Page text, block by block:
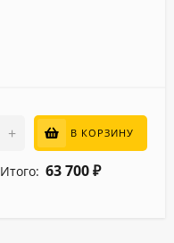
+ В КОРЗИНУ
Итого: 63 700 ₽